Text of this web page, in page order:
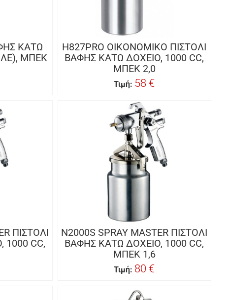
KΑΤΩ
ΜΠΕΚ
H827PRO ΟΙΚΟΝΟΜΙΚΟ ΠΙΣΤΟΛΙ
ΒΑΦΗΣ KΑΤΩ ΔΟΧΕΙΟ, 1000 CC,
ΜΠΕΚ 2,0
Τιμή: 58 €
ΠΙΣΤΟΛΙ
CC,
N2000S SPRAY MASTER ΠΙΣΤΟΛΙ
ΒΑΦΗΣ KΑΤΩ ΔΟΧΕΙΟ, 1000 CC,
ΜΠΕΚ 1,6
Τιμή: 80 €